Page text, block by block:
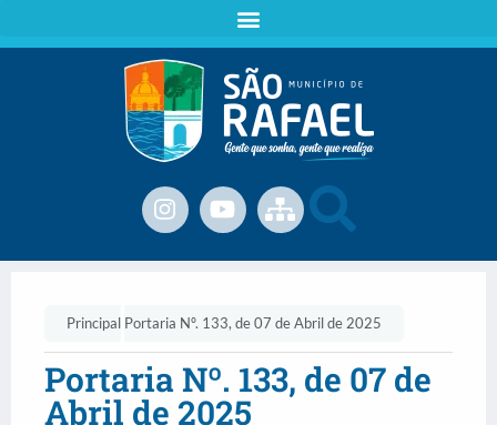
Principal Portaria Nº. 133, de 07 de Abril de 2025
Portaria Nº. 133, de 07 de
Abril de 2025